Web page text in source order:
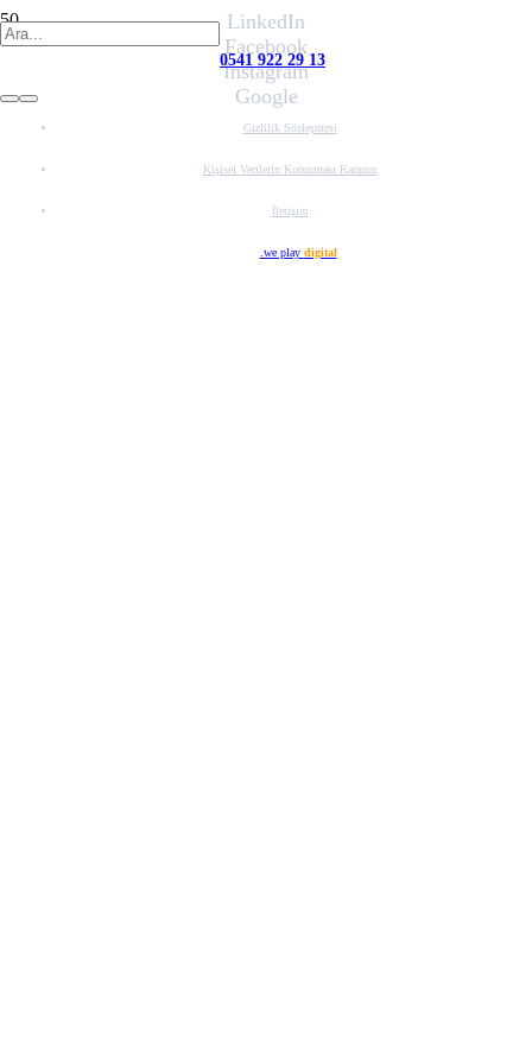
0541 922 29 13
LinkedIn
Facebook
Instagram
Google
Gizlilik Sözleşmesi
Kişisel Verilerin Korunması Kanunu
İletişim
.we play digital